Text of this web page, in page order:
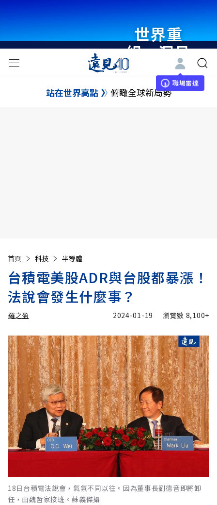
世界重
組・洞見
未來 與
世界領袖
職場雷達
站在世界高點 俯瞰全球新局勢
首頁 科技 半導體
台積電美股ADR與台股都暴漲！
法說會發生什麼事？
羅之盈 2024-01-19 瀏覽數 8,100+
18日台積電法說會，氣氛不同以往。因為董事長劉德音即將卸
任，由魏哲家接班。蘇義傑攝